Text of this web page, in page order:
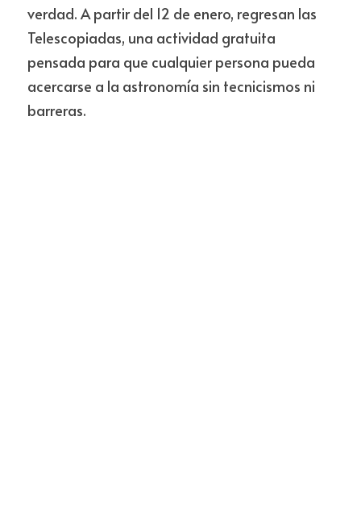
verdad. A partir del 12 de enero, regresan las
Telescopiadas, una actividad gratuita
pensada para que cualquier persona pueda
acercarse a la astronomía sin tecnicismos ni
barreras.